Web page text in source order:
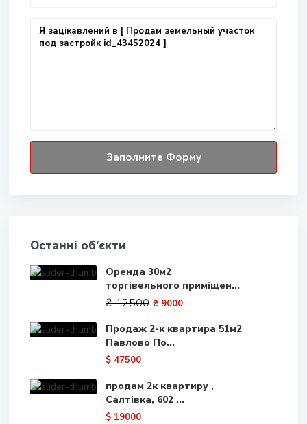
Останні об’єкти
Оренда 30м2
торгівельного приміщен...
₴ 12500 ₴ 9000
Продаж 2-к квартира 51м2
Павлово По...
$ 47500
продам 2к квартиру ,
Салтівка, 602 ...
$ 19000